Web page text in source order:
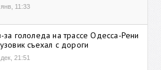
11:33
за гололеда на трассе Одесса-Рени
съехал с дороги
21:51